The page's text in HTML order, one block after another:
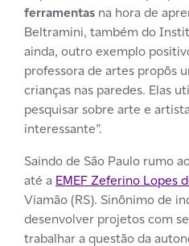
ferramentas na hora de
Beltramini, também do
ainda, outro exemplo
professora de artes propôs
crianças nas paredes. Elas
pesquisar sobre arte e
interessante”.
Saindo de São Paulo rumo
até a EMEF Zeferino Lopes
Viamão (RS). Sinônimo de
desenvolver projetos com
trabalhar a questão da